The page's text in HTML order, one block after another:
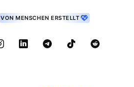
VON MENSCHEN ERSTELLT